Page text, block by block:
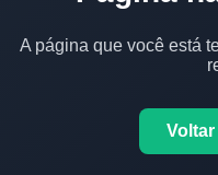
A página que você está
Voltar